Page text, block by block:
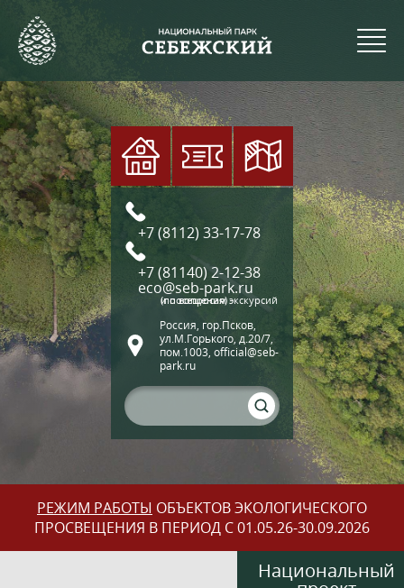
+7 (8112) 33-17-78
+7 (81140) 2-12-38
eco@seb-park.ru
(по вопросам экскурсий и посещения)
Россия, гор.Псков,
ул.М.Горького, д.20/7,
пом.1003, official@seb-
park.ru
РЕЖИМ РАБОТЫ ОБЪЕКТОВ ЭКОЛОГИЧЕСКОГО
ПРОСВЕЩЕНИЯ В ПЕРИОД С 01.05.26-30.09.2026
Национальный